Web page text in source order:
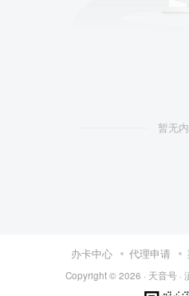
暂无
办卡中心 代理申请
Copyright © 2026 · 天音号·